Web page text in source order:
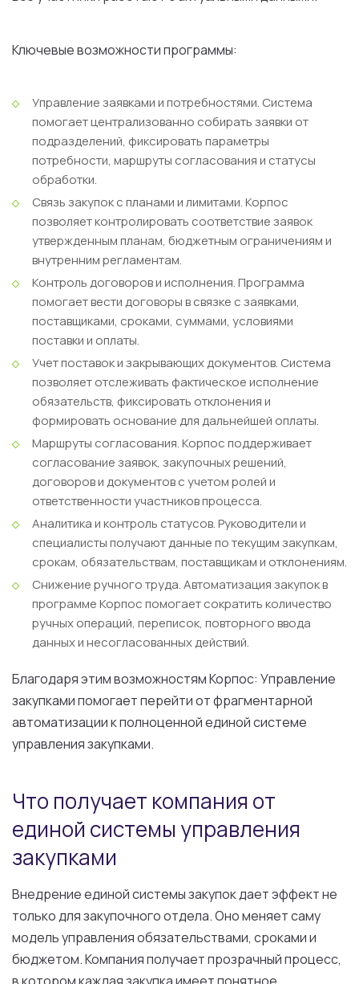
Ключевые возможности программы:
Управление заявками и потребностями. Система
помогает централизованно собирать заявки от
подразделений, фиксировать параметры
потребности, маршруты согласования и статусы
обработки.
Связь закупок с планами и лимитами.Корпос
позволяет контролировать соответствие заявок
утвержденным планам, бюджетным ограничениям и
внутренним регламентам.
Контроль договоров и исполнения.Программа
помогает вести договоры в связке с заявками,
поставщиками, сроками, суммами, условиями
поставки и оплаты.
Учет поставок и закрывающих документов. Система
позволяет отслеживать фактическое исполнение
обязательств, фиксировать отклонения и
формировать основание для дальнейшей оплаты.
Маршруты согласования.Корпос поддерживает
согласование заявок, закупочных решений,
договоров и документов с учетом ролей и
ответственности участников процесса.
Аналитика и контроль статусов.Руководители и
специалисты получают данные по текущим закупкам,
срокам, обязательствам, поставщикам и отклонениям.
Снижение ручного труда.Автоматизация закупок в
программе Корпос помогает сократить количество
ручных операций, переписок, повторного ввода
данных и несогласованных действий.
Благодаря этим возможностям Корпос: Управление
закупками помогает перейти от фрагментарной
автоматизации к полноценной единой системе
управления закупками.
Что получает компания от
единой системы управления
закупками
Внедрение единой системы закупок дает эффект не
только для закупочного отдела. Оно меняет саму
модель управления обязательствами, сроками и
бюджетом. Компания получает прозрачный процесс,